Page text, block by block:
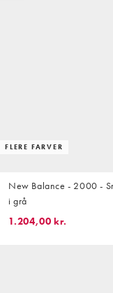
FLERE FARVER
New Balance - 2000 -
i grå
1.204,00 kr.